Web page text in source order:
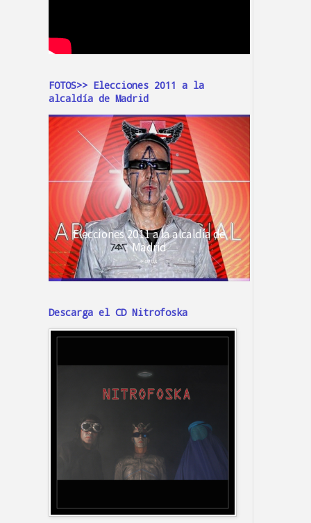
FOTOS>> Elecciones 2011 a la
alcaldía de Madrid
Descarga el CD Nitrofoska